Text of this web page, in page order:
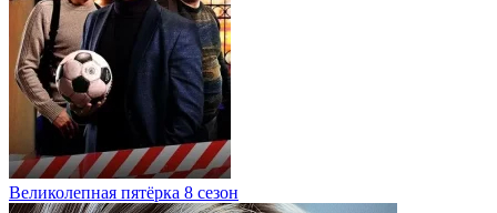
Великолепная пятёрка 8 сезон